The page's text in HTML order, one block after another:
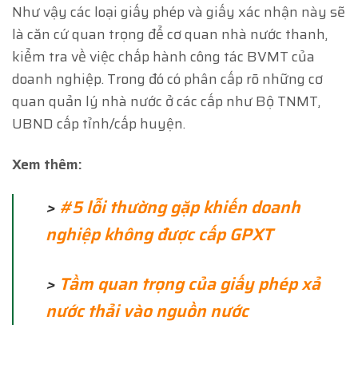
Như vậy các loại giấy phép và giấy xác nhận này sẽ
là căn cứ quan trọng để cơ quan nhà nước thanh,
kiểm tra về việc chấp hành công tác BVMT của
doanh nghiệp. Trong đó có phân cấp rõ những cơ
quan quản lý nhà nước ở các cấp như Bộ TNMT,
UBND cấp tỉnh/cấp huyện.
Xem thêm:
> #5 lỗi thường gặp khiến doanh
nghiệp không được cấp GPXT
> Tầm quan trọng của giấy phép xả
nước thải vào nguồn nước